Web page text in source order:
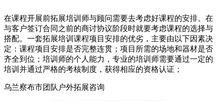
在课程开展前拓展培训师与顾问需要去考虑好课程的安排。在
与客户签订合同之前的商讨协议阶段时就要考虑课程的选择与
搭配。一套拓展培训课程项目安排的优劣，主要由以下因素决
定：课程项目安排是否完整连贯；项目所需的场地和器材是否
齐全到位；培训师的个人能力，专业的培训师需要通过一定的
培训并通过严格的考核制度，获得相应的资格认证；
乌兰察布市团队户外拓展咨询